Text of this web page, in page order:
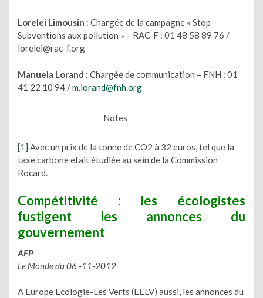
Lorelei Limousin : Chargée de la campagne « Stop
Subventions aux pollution » – RAC-F : 01 48 58 89 76 /
lorelei@rac-f.org
Manuela Lorand : Chargée de communication – FNH : 01
41 22 10 94 /m.lorand@fnh.org
Notes
[1] Avec un prix de la tonne de CO2 à 32 euros, tel que la
taxe carbone était étudiée au sein de la Commission
Rocard.
Compétitivité : les écologistes
fustigent les annonces du
gouvernement
AFP
Le Monde du 06 -11-2012
A Europe Ecologie-Les Verts (EELV) aussi, les annonces du